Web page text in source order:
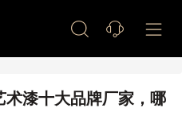
漆十大品牌厂家，哪